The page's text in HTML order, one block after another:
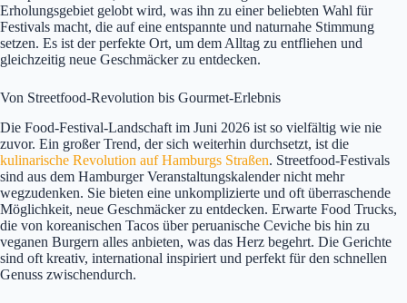
Erholungsgebiet gelobt wird, was ihn zu einer beliebten Wahl für
Festivals macht, die auf eine entspannte und naturnahe Stimmung
setzen. Es ist der perfekte Ort, um dem Alltag zu entfliehen und
gleichzeitig neue Geschmäcker zu entdecken.
Von Streetfood-Revolution bis Gourmet-Erlebnis
Die Food-Festival-Landschaft im Juni 2026 ist so vielfältig wie nie
zuvor. Ein großer Trend, der sich weiterhin durchsetzt, ist die
kulinarische Revolution auf Hamburgs Straßen. Streetfood-Festivals
sind aus dem Hamburger Veranstaltungskalender nicht mehr
wegzudenken. Sie bieten eine unkomplizierte und oft überraschende
Möglichkeit, neue Geschmäcker zu entdecken. Erwarte Food Trucks,
die von koreanischen Tacos über peruanische Ceviche bis hin zu
veganen Burgern alles anbieten, was das Herz begehrt. Die Gerichte
sind oft kreativ, international inspiriert und perfekt für den schnellen
Genuss zwischendurch.